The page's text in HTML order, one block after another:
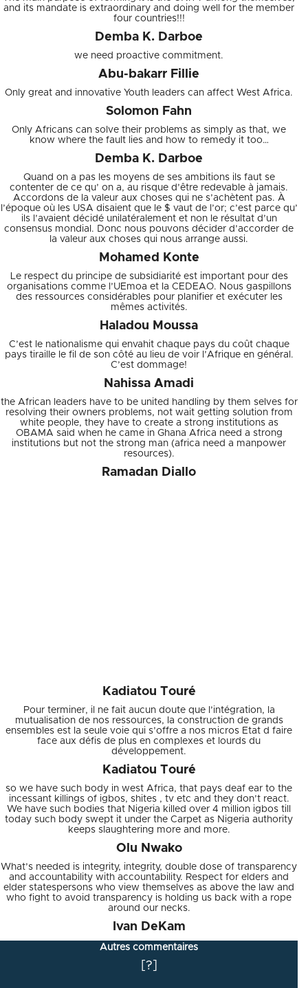
and its mandate is extraordinary and doing well for the member
four countries!!!
Demba K. Darboe
we need proactive commitment.
Abu-bakarr Fillie
Only great and innovative Youth leaders can affect West Africa.
Solomon Fahn
Only Africans can solve their problems as simply as that, we
know where the fault lies and how to remedy it too…
Demba K. Darboe
Quand on a pas les moyens de ses ambitions ils faut se
contenter de ce qu’ on a, au risque d’être redevable à jamais.
Accordons de la valeur aux choses qui ne s’achètent pas. À
l’époque où les USA disaient que le $ vaut de l’or; c’est parce qu’
ils l’avaient décidé unilatéralement et non le résultat d’un
consensus mondial. Donc nous pouvons décider d’accorder de
la valeur aux choses qui nous arrange aussi.
Mohamed Konte
Le respect du principe de subsidiarité est important pour des
organisations comme l’UEmoa et la CEDEAO. Nous gaspillons
des ressources considérables pour planifier et exécuter les
mêmes activités.
Haladou Moussa
C’est le nationalisme qui envahit chaque pays du coût chaque
pays tiraille le fil de son côté au lieu de voir l’Afrique en général.
C’est dommage!
Nahissa Amadi
the African leaders have to be united handling by them selves for
resolving their owners problems, not wait getting solution from
white people, they have to create a strong institutions as
OBAMA said when he came in Ghana Africa need a strong
institutions but not the strong man (africa need a manpower
resources).
Ramadan Diallo
Kadiatou Touré
Pour terminer, il ne fait aucun doute que l’intégration, la
mutualisation de nos ressources, la construction de grands
ensembles est la seule voie qui s’offre a nos micros Etat d faire
face aux défis de plus en complexes et lourds du
développement.
Kadiatou Touré
so we have such body in west Africa, that pays deaf ear to the
incessant killings of igbos, shites , tv etc and they don’t react.
We have such bodies that Nigeria killed over 4 million igbos till
today such body swept it under the Carpet as Nigeria authority
keeps slaughtering more and more.
Olu Nwako
What’s needed is integrity, integrity, double dose of transparency
and accountability with accountability. Respect for elders and
elder statespersons who view themselves as above the law and
who fight to avoid transparency is holding us back with a rope
around our necks.
Ivan DeKam
Autres commentaires
[?]